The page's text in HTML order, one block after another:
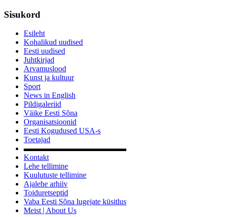
Sisukord
Esileht
Kohalikud uudised
Eesti uudised
Juhtkirjad
Arvamuslood
Kunst ja kultuur
Sport
News in English
Pildigaleriid
Väike Eesti Sõna
Organisatsioonid
Eesti Kogudused USA-s
Toetajad
▬▬▬▬▬▬▬▬▬▬▬▬▬
Kontakt
Lehe tellimine
Kuulutuste tellimine
Ajalehe arhiiv
Toiduretseptid
Vaba Eesti Sõna lugejate küsitlus
Meist | About Us